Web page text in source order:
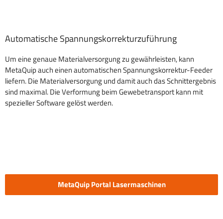
Automatische Spannungskorrekturzuführung
Um eine genaue Materialversorgung zu gewährleisten, kann
MetaQuip auch einen automatischen Spannungskorrektur-Feeder
liefern. Die Materialversorgung und damit auch das Schnittergebnis
sind maximal. Die Verformung beim Gewebetransport kann mit
spezieller Software gelöst werden.
MetaQuip Portal Lasermaschinen